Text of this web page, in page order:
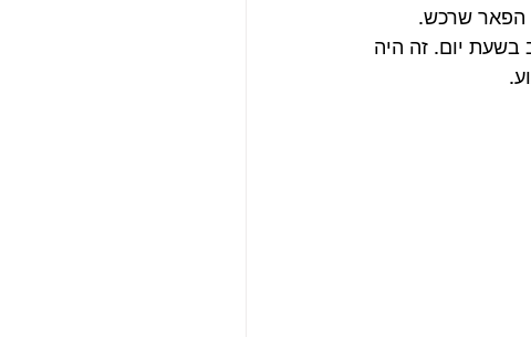
הפאר שרכש.
יום. זה היה